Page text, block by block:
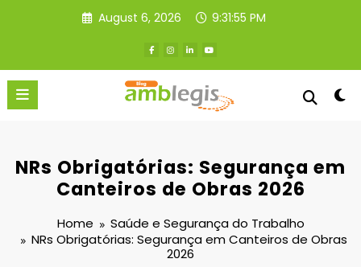
August 6, 2026 9:31:57 PM
NRs Obrigatórias: Segurança em
Canteiros de Obras 2026
Home
Saúde e Segurança do Trabalho
NRs Obrigatórias: Segurança em Canteiros de Obras
2026